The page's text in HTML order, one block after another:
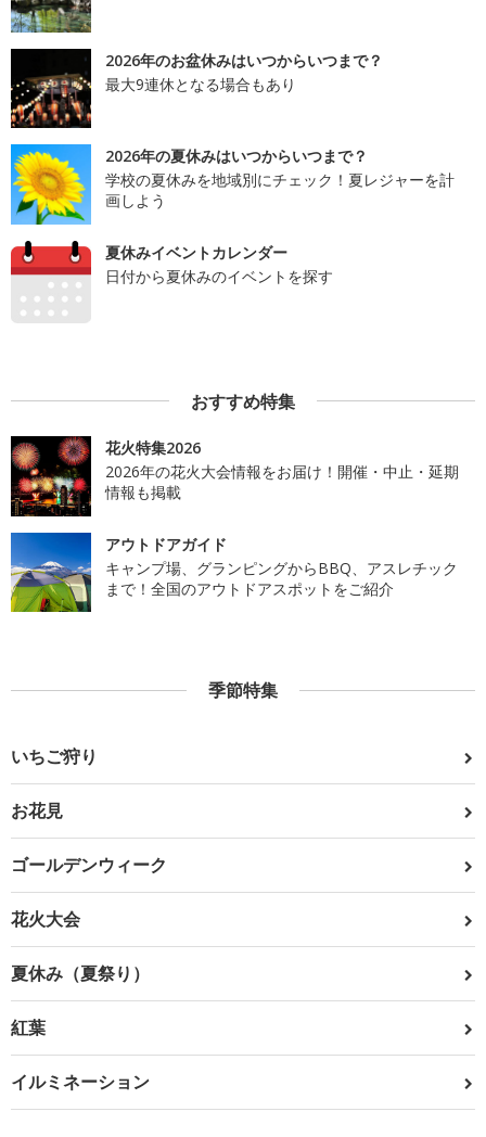
2026年のお盆休みはいつからいつまで？
最大9連休となる場合もあり
2026年の夏休みはいつからいつまで？
学校の夏休みを地域別にチェック！夏レジャーを計
画しよう
夏休みイベントカレンダー
日付から夏休みのイベントを探す
おすすめ特集
花火特集2026
2026年の花火大会情報をお届け！開催・中止・延期
情報も掲載
アウトドアガイド
キャンプ場、グランピングからBBQ、アスレチック
まで！全国のアウトドアスポットをご紹介
季節特集
いちご狩り
お花見
ゴールデンウィーク
花火大会
夏休み（夏祭り）
紅葉
イルミネーション